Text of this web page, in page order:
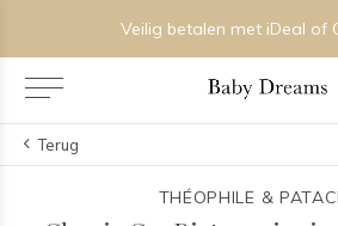
Veilig betalen met iDeal of
Terug
THÉOPHILE &